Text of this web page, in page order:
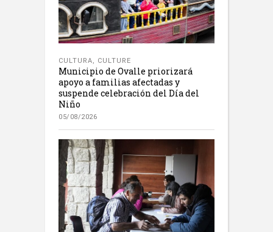
CULTURA CULTURE
Municipio de Ovalle priorizará
apoyo a familias afectadas y
suspende celebración del Día del
Niño
05/08/2026